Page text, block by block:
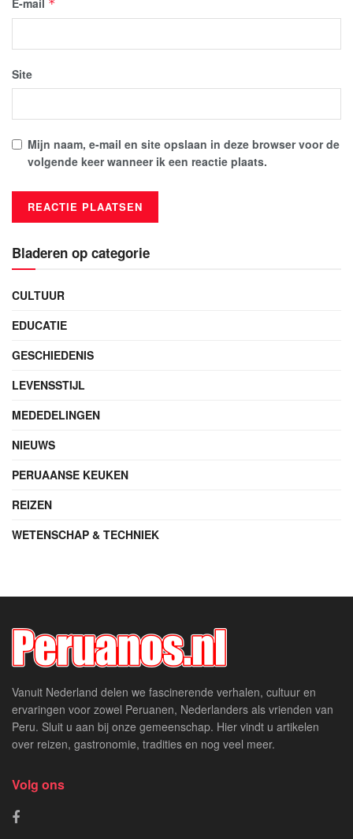
E-mail *
Site
Mijn naam, e-mail en site opslaan in deze browser voor de
volgende keer wanneer ik een reactie plaats.
Bladeren op categorie
CULTUUR
EDUCATIE
GESCHIEDENIS
LEVENSSTIJL
MEDEDELINGEN
NIEUWS
PERUAANSE KEUKEN
REIZEN
WETENSCHAP & TECHNIEK
Vanuit Nederland delen we fascinerende verhalen, cultuur en
ervaringen voor zowel Peruanen, Nederlanders als vrienden van
Peru. Sluit u aan bij onze gemeenschap. Hier vindt u artikelen
over reizen, gastronomie, tradities en nog veel meer.
Volg ons